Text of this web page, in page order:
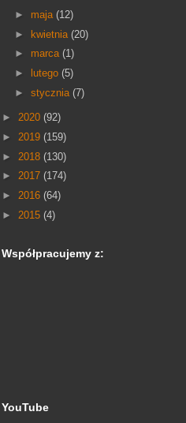
► maja (12)
► kwietnia (20)
► marca (1)
►
lutego (5)
► stycznia (7)
► 2020 (92)
► 2019 (159)
► 2018 (130)
► 2017 (174)
► 2016 (64)
► 2015 (4)
Współpracujemy z:
YouTube